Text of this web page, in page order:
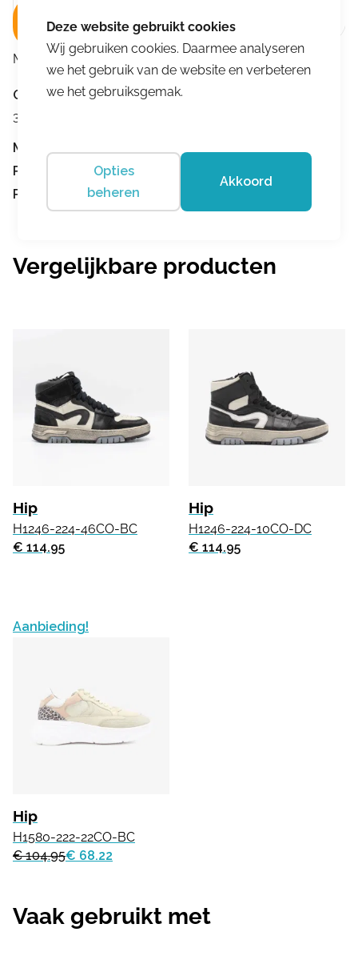
In winkelwagen
Merk: Hip
Omschrijving
3+ medium
Merk:
Product nummer:4771
Product omschrijving:
Vergelijkbare producten
Hip
H1246-224-46CO-BC
€ 114.95
Hip
H1246-224-10CO-DC
€ 114.95
Aanbieding!
Hip
H1580-222-22CO-BC
€ 104.95€ 68.22
Vaak gebruikt met
Wij gebruiken cookies. Daarmee analyseren
we het gebruik van de website en verbeteren
we het gebruiksgemak.
Opties
beheren
Akkoord